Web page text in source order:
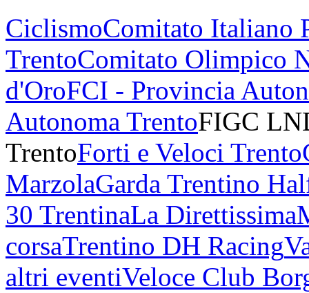
CiclismoComitato Italiano
TrentoComitato Olimpico
d'OroFCI - Provincia
Autonoma TrentoFIGC
TrentoForti e Veloci Trento
MarzolaGarda Trentino
30 TrentinaLa Direttissima
corsaTrentino DH Racing
altri eventiVeloce Club